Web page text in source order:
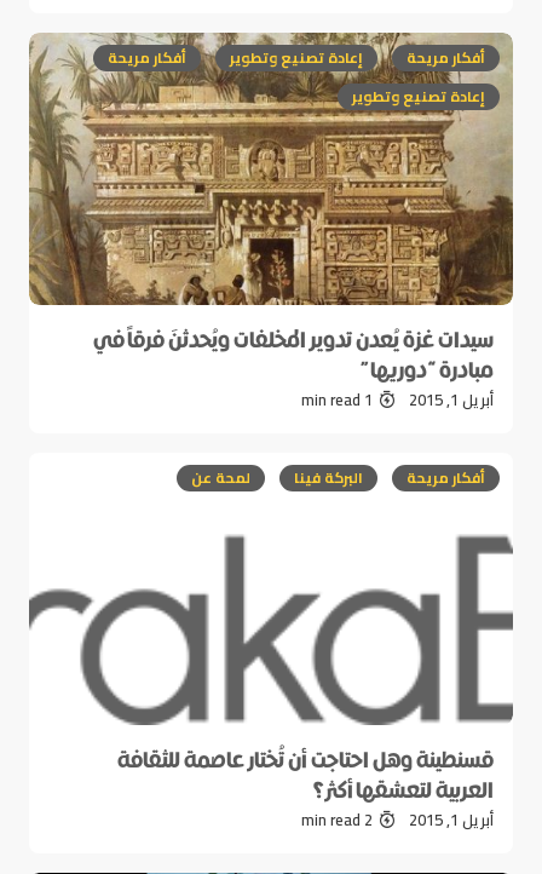
أفكار مريحة إعادة تصنيع وتطوير
أفكار مريحة
إعادة تصنيع وتطوير
سيدات غزة يُعدن تدوير المخلفات ويُحدثنَ فرقاً في
مبادرة “دوريها”
أبريل 1, 2015 1 min read
أفكار مريحة البركة فينا لمحة عن
قسنطينة وهل احتاجت أن تُختار عاصمة للثقافة
العربية لتعشقها أكثر؟
أبريل 1, 2015 2 min read